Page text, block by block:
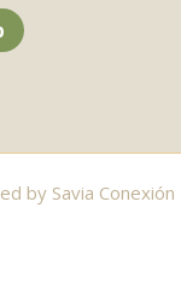
by Savia Conexión